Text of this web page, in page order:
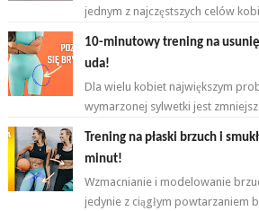
jednym z najczęstszych celów
10-minutowy trening na
uda!
Dla wielu kobiet największym
wymarzonej sylwetki jest
Trening na płaski brzuch i
minut!
Wzmacnianie i modelowanie
jedynie z ciągłym powtarzaniem